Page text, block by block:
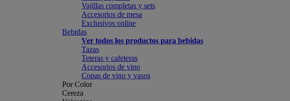
Vajillas completas y sets
Accesorios de mesa
Exclusivos online
Bebidas
Ver todos los productos para bebidas
Tazas
Teteras y cafeteras
Accesorios de vino
Copas de vino y vasos
Por Color
Cereza